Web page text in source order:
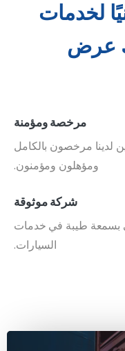
لخدمات
عرض
مرخصة ومؤمنة
لدينا مرخصون بالكامل
ومؤهلون ومؤمنون.
شركة موثوقة
، وتحظى بسمعة طيبة في خدمات
السيارات.